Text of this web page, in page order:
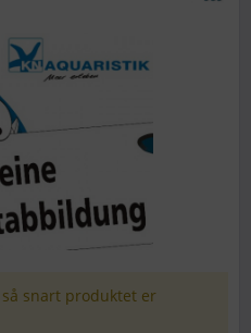
snart produktet er